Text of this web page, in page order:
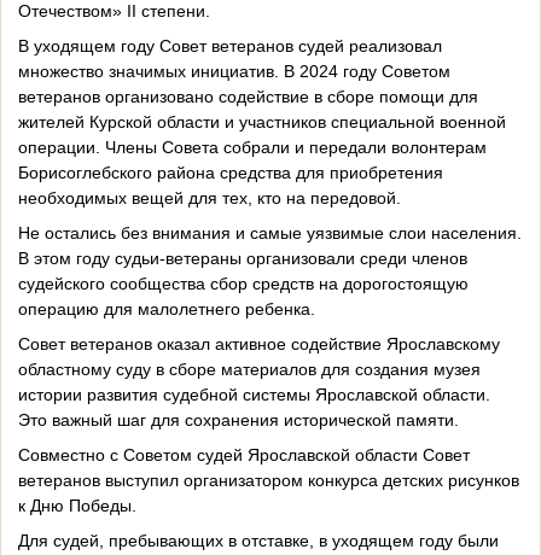
Отечеством» II степени.
В уходящем году Совет ветеранов судей реализовал
множество значимых инициатив. В 2024 году Советом
ветеранов организовано содействие в сборе помощи для
жителей Курской области и участников специальной военной
операции. Члены Совета собрали и передали волонтерам
Борисоглебского района средства для приобретения
необходимых вещей для тех, кто на передовой.
Не остались без внимания и самые уязвимые слои населения.
В этом году судьи-ветераны организовали среди членов
судейского сообщества сбор средств на дорогостоящую
операцию для малолетнего ребенка.
Совет ветеранов оказал активное содействие Ярославскому
областному суду в сборе материалов для создания музея
истории развития судебной системы Ярославской области.
Это важный шаг для сохранения исторической памяти.
Совместно с Советом судей Ярославской области Совет
ветеранов выступил организатором конкурса детских рисунков
к Дню Победы.
Для судей, пребывающих в отставке, в уходящем году были